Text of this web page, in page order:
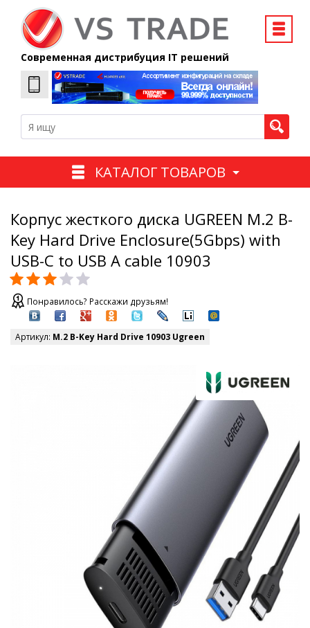
Современная дистрибуция IT решений
КАТАЛОГ ТОВАРОВ
Корпус жесткого диска UGREEN M.2 B-
Key Hard Drive Enclosure(5Gbps) with
USB-C to USB A cable 10903
Понравилось? Расскажи друзьям!
Артикул: M.2 B-Key Hard Drive 10903 Ugreen